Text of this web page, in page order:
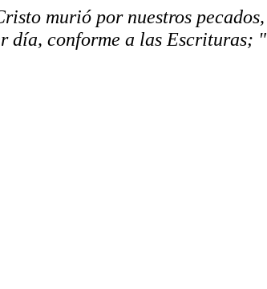
murió por nuestros pecados,
día, conforme a las Escrituras; "